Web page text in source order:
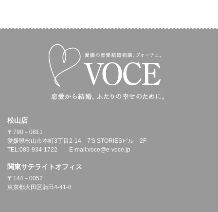
松山店
〒790－0811
愛媛県松山市本町3丁目2-14 7'S STORIESビル 2F
TEL:089-934-1722 E-mail:voce@e-voce.jp
関東サテライトオフィス
〒144－0052
東京都大田区蒲田4-41-8